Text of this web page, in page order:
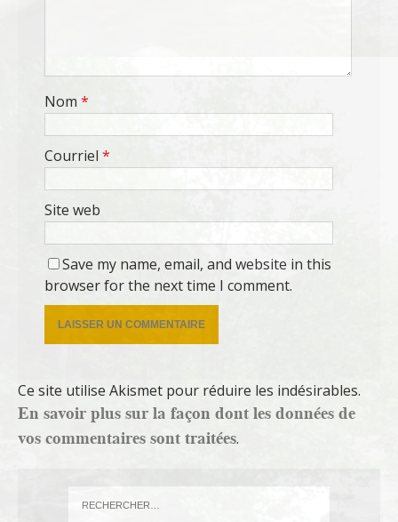
Nom *
Courriel *
Site web
Save my name, email, and website in this
browser for the next time I comment.
Ce site utilise Akismet pour réduire les indésirables.
En savoir plus sur la façon dont les données de
vos commentaires sont traitées.